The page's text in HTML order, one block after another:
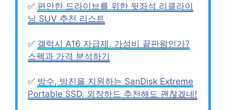
✅ 편안한 드라이브를 위한 뒷좌석 리클라이
닝 SUV 추천 리스트
✅ 갤럭시 A16 자급제, 가성비 끝판왕인가?
스펙과 가격 분석하기
✅ 방수, 방진을 지원하는 SanDisk Extreme
Portable SSD, 외장하드 추천해도 괜찮겠네!